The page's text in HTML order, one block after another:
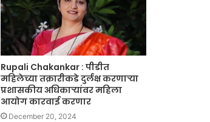
Rupali Chakankar : पीडीत
महिलेच्या तक्रारीकडे दुर्लक्ष करणार्‍या
प्रशासकीय अधिकार्‍यांवर महिला
आयोग कारवाई करणार
December 20, 2024